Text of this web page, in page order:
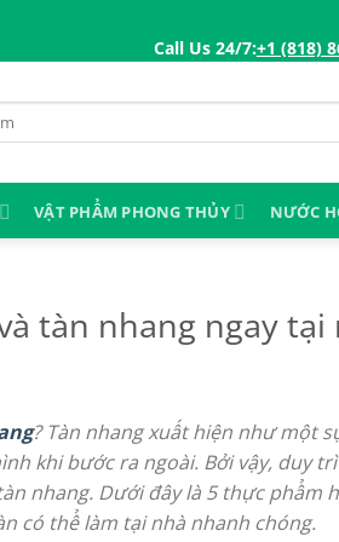
Call Us 24/7:ㅤ+1 (818)
VẬT PHẨM PHONG THỦY NƯỚC
tàn nhang ngay tại
? Tàn nhang xuất hiện như một
khi bước ra ngoài. Bởi vậy, duy
nhang. Dưới đây là 5 thực phẩm
có thể làm tại nhà nhanh chóng.